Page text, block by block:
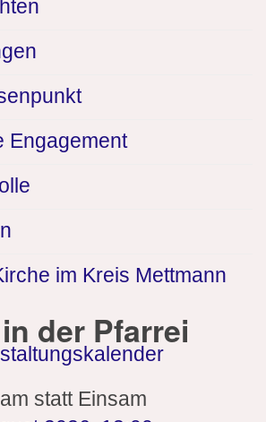
Engagement
im Kreis Mettmann
der Pfarrei
statt Einsam